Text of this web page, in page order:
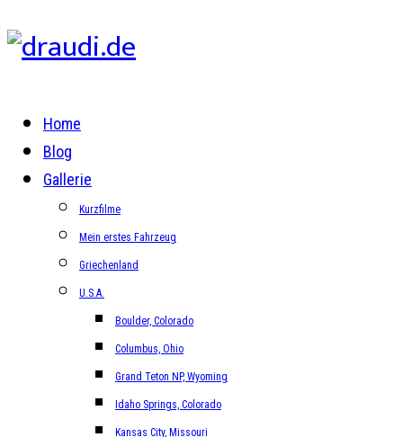
Home
Blog
Gallerie
Kurzfilme
Mein erstes Fahrzeug
Griechenland
U.S.A.
Boulder, Colorado
Columbus, Ohio
Grand Teton NP, Wyoming
Idaho Springs, Colorado
Kansas City, Missouri